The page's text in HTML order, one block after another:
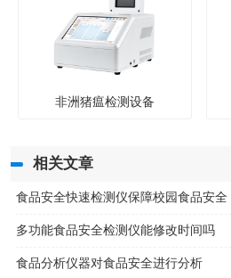
非洲猪瘟检测设备
相关文章
食品安全快速检测仪保障校园食品安全
多功能食品安全检测仪能修改时间吗
食品分析仪器对食品安全进行分析